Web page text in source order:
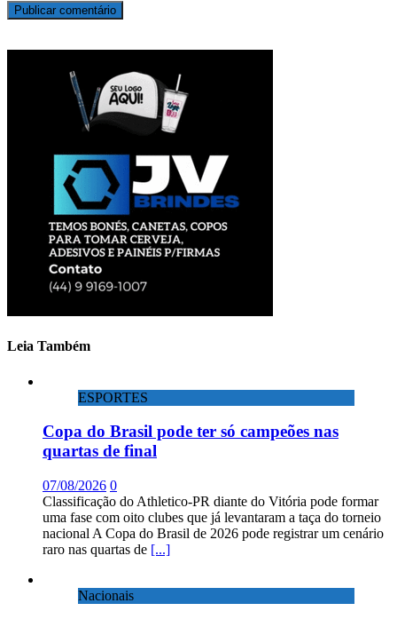
Leia Também
ESPORTES
Copa do Brasil pode ter só campeões nas
quartas de final
07/08/2026 0
Classificação do Athletico-PR diante do Vitória pode formar
uma fase com oito clubes que já levantaram a taça do torneio
nacional A Copa do Brasil de 2026 pode registrar um cenário
raro nas quartas de [...]
Nacionais